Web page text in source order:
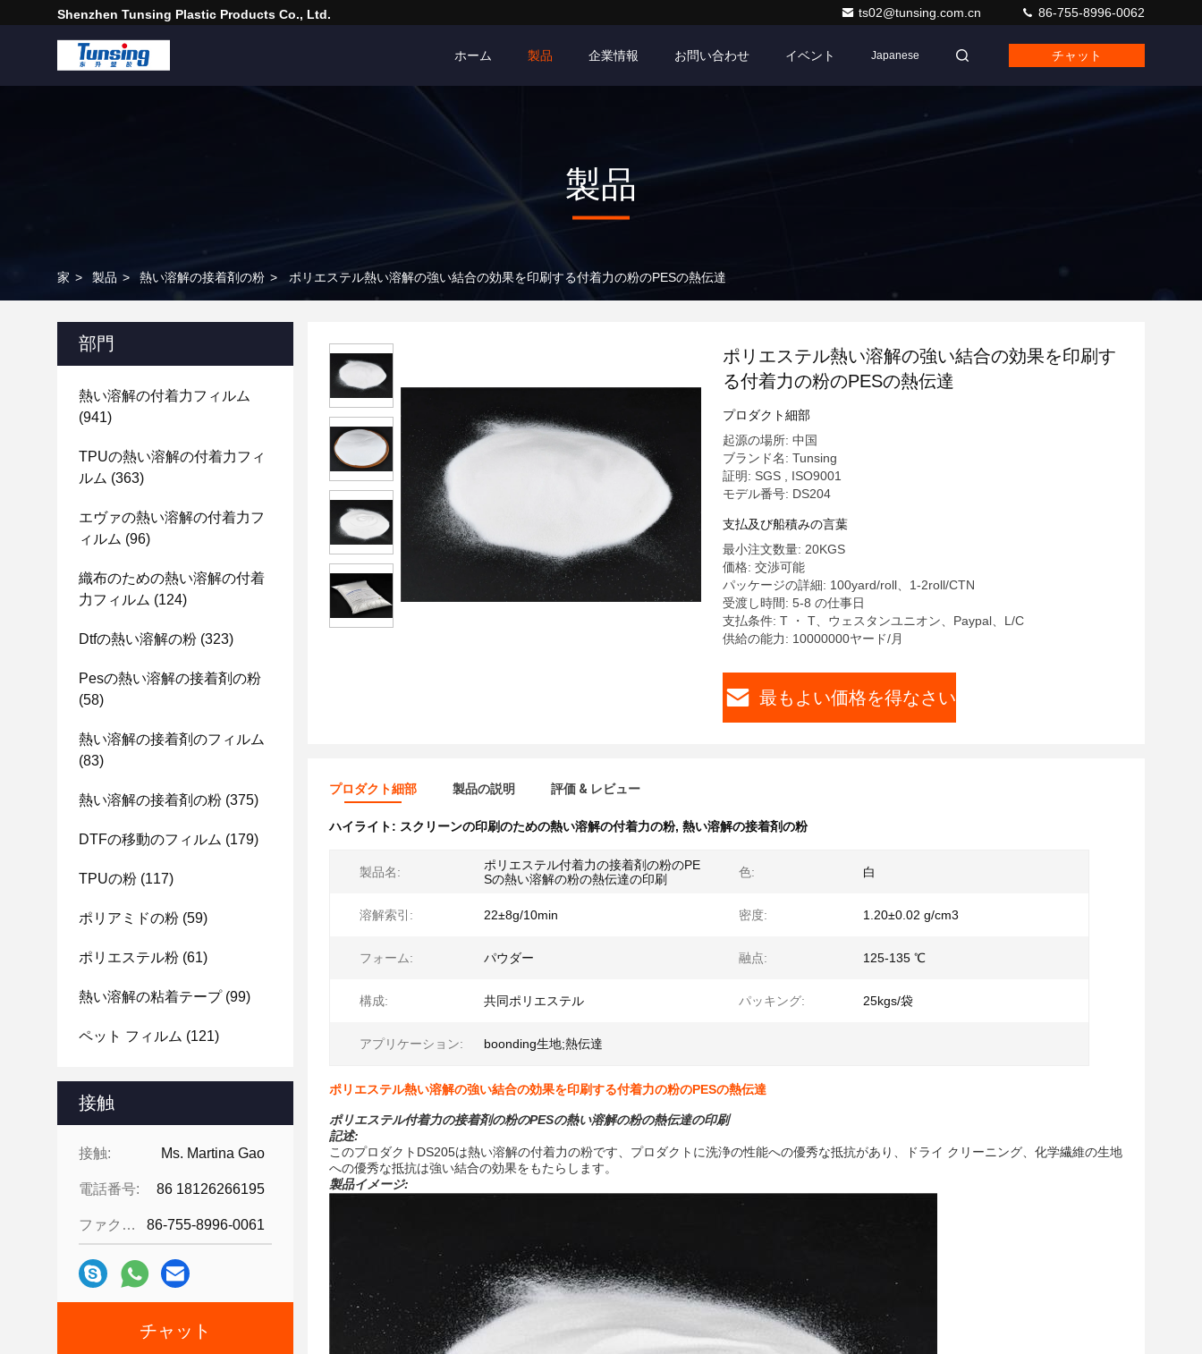
Shenzhen Tunsing Plastic Products Co., Ltd. ts02@tunsing.com.cn 86-755-8996-0062
ホーム 製品 企業情報 お問い合わせ イベント Japanese チャット
製品
家 > 製品 > 熱い溶解の接着剤の粉 > ポリエステル熱い溶解の強い結合の効果を印刷する付着力の粉のPESの熱伝達
部門
熱い溶解の付着力フィルム
(941)
TPUの熱い溶解の付着力フィ
ルム (363)
エヴァの熱い溶解の付着力フ
ィルム (96)
織布のための熱い溶解の付着
力フィルム (124)
Dtfの熱い溶解の粉 (323)
Pesの熱い溶解の接着剤の粉
(58)
熱い溶解の接着剤のフィルム
(83)
熱い溶解の接着剤の粉 (375)
DTFの移動のフィルム (179)
TPUの粉 (117)
ポリアミドの粉 (59)
ポリエステル粉 (61)
熱い溶解の粘着テープ(99)
ペット フィルム (121)
接触
接触: Ms. Martina Gao
電話番号: 86 18126266195
ファクシミリ: 86-755-8996-0061
チャット
ポリエステル熱い溶解の強い結合の効果を印刷す
る付着力の粉のPESの熱伝達
プロダクト細部
起源の場所: 中国
ブランド名: Tunsing
証明: SGS , ISO9001
モデル番号: DS204
支払及び船積みの言葉
最小注文数量: 20KGS
価格: 交渉可能
パッケージの詳細: 100yard/roll、1-2roll/CTN
受渡し時間: 5-8 の仕事日
支払条件: T ・ T、ウェスタンユニオン、Paypal、L/C
供給の能力: 10000000ヤード/月
最もよい価格を得なさい
プロダクト細部 製品の説明 評価 & レビュー
ハイライト: スクリーンの印刷のための熱い溶解の付着力の粉, 熱い溶解の接着剤の粉
製品名:
ポリエステル付着力の接着剤の粉のPE
Sの熱い溶解の粉の熱伝達の印刷
色: 白
溶解索引: 22±8g/10min 密度: 1.20±0.02 g/cm3
フォーム: パウダー 融点: 125-135 ℃
構成: 共同ポリエステル パッキング: 25kgs/袋
アプリケーション: boonding生地;熱伝達
ポリエステル熱い溶解の強い結合の効果を印刷する付着力の粉のPESの熱伝達
ポリエステル付着力の接着剤の粉のPESの熱い溶解の粉の熱伝達の印刷
記述:
このプロダクトDS205は熱い溶解の付着力の粉です、プロダクトに洗浄の性能への優秀な抵抗があり、ドライ クリーニング、化学繊維の生地
への優秀な抵抗は強い結合の効果をもたらします。
製品イメージ: